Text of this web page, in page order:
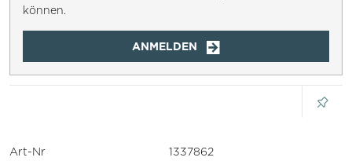
können.
ANMELDEN
Art-Nr 1337862